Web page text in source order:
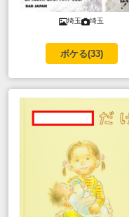
埼玉 埼玉
ボケる(33)